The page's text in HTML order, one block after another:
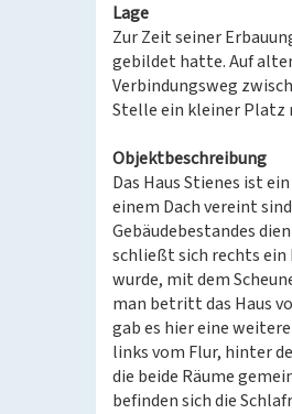
Lage
Zur Zeit seiner
gebildet hatte. Auf
Verbindungsweg
Stelle ein kleiner Platz
Objektbeschreibung
Das Haus Stienes ist
einem Dach vereint
Gebäudebestandes
schließt sich rechts ein
wurde, mit dem
man betritt das Haus
gab es hier eine
links vom Flur, hinter
die beide Räume
befinden sich die